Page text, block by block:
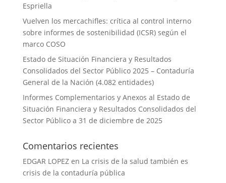
Espriella
Vuelven los mercachifles: crítica al control interno
sobre informes de sostenibilidad (ICSR) según el
marco COSO
Estado de Situación Financiera y Resultados
Consolidados del Sector Público 2025 – Contaduría
General de la Nación (4.082 entidades)
Informes Complementarios y Anexos al Estado de
Situación Financiera y Resultados Consolidados del
Sector Público a 31 de diciembre de 2025
Comentarios recientes
EDGAR LOPEZen La crisis de la salud también es
crisis de la contaduría pública